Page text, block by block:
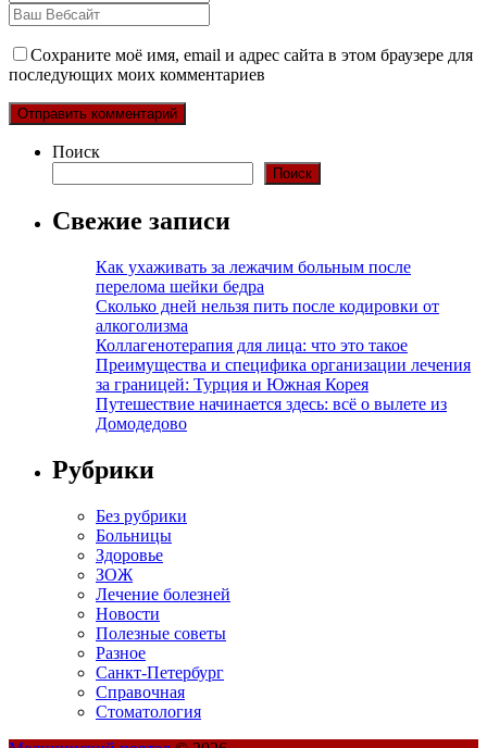
Сохраните моё имя, email и адрес сайта в этом браузере для
последующих моих комментариев
Поиск
Поиск
Свежие записи
Как ухаживать за лежачим больным после
перелома шейки бедра
Сколько дней нельзя пить после кодировки от
алкоголизма
Коллагенотерапия для лица: что это такое
Преимущества и специфика организации лечения
за границей: Турция и Южная Корея
Путешествие начинается здесь: всё о вылете из
Домодедово
Рубрики
Без рубрики
Больницы
Здоровье
ЗОЖ
Лечение болезней
Новости
Полезные советы
Разное
Санкт-Петербург
Справочная
Стоматология